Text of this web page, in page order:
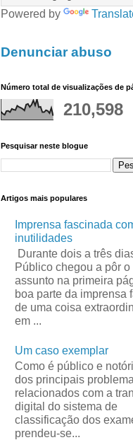
Powered by
Denunciar abuso
Número total de visualizações de
210,598
Pesquisar neste blogue
Artigos mais populares
Imprensa fascinada
inutilidades
Durante dois a três
Público chegou a pôr o
assunto na primeira
boa parte da imprensa
de uma coisa
em ...
Um caso exemplar
Como é público e
dos principais
relacionados com a
digital do sistema de
classificação dos
prendeu-se...